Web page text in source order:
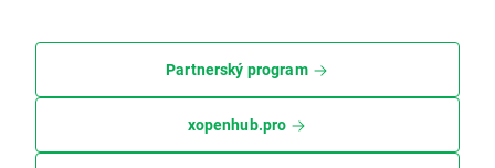
Partnerský program
xopenhub.pro